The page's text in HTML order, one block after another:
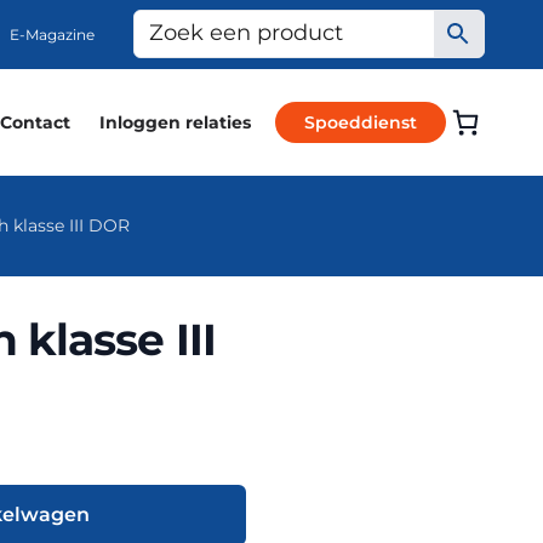
E-Magazine
Contact Inloggen relaties Spoeddienst
klasse III DOR
klasse III